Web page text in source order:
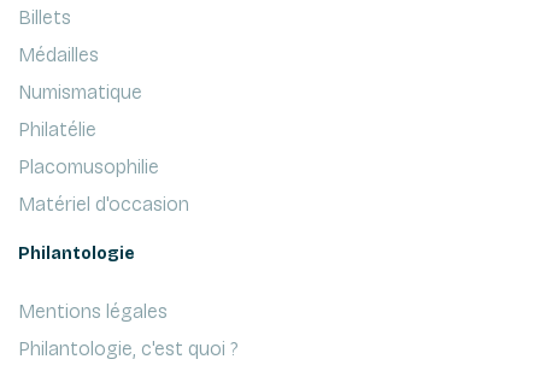
Billets
Médailles
Numismatique
Philatélie
Placomusophilie
Matériel d'occasion
Philantologie
Mentions légales
Philantologie, c'est quoi ?